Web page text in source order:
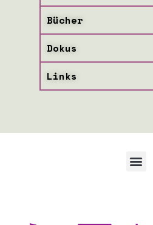
Bücher
Dokus
Links